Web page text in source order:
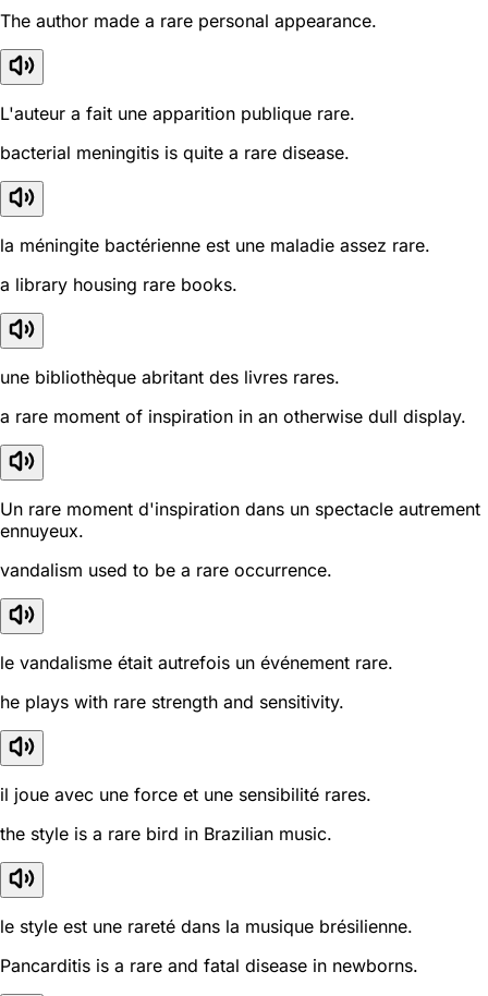
The author made a rare personal appearance.
L'auteur a fait une apparition publique rare.
bacterial meningitis is quite a rare disease.
la méningite bactérienne est une maladie assez rare.
a library housing rare books.
une bibliothèque abritant des livres rares.
a rare moment of inspiration in an otherwise dull display.
Un rare moment d'inspiration dans un spectacle autrement
ennuyeux.
vandalism used to be a rare occurrence.
le vandalisme était autrefois un événement rare.
he plays with rare strength and sensitivity.
il joue avec une force et une sensibilité rares.
the style is a rare bird in Brazilian music.
le style est une rareté dans la musique brésilienne.
Pancarditis is a rare and fatal disease in newborns.